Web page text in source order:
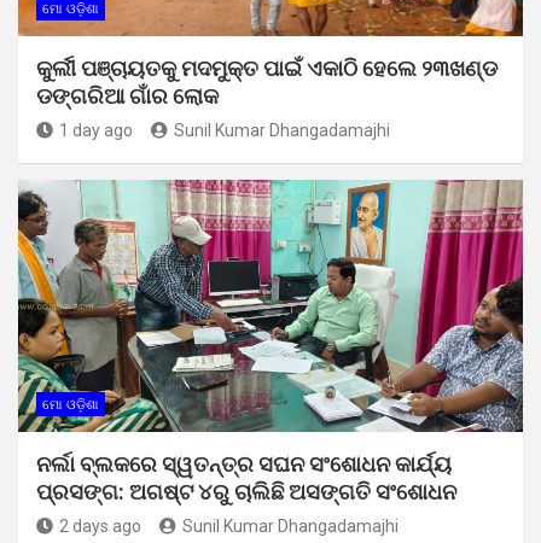
ମୋ ଓଡ଼ିଶା
କୁର୍ଲୀ ପଞ୍ଚାୟତକୁ ମଦମୁକ୍ତ ପାଇଁ ଏକାଠି ହେଲେ ୨୩ଖଣ୍ଡ
ଡଙ୍ଗରିଆ ଗାଁର ଲୋକ
1 day ago Sunil Kumar Dhangadamajhi
ମୋ ଓଡ଼ିଶା
ନର୍ଲା ବ୍ଲକରେ ସ୍ୱତନ୍ତ୍ର ସଘନ ସଂଶୋଧନ କାର୍ଯ୍ୟ
ପ୍ରସଙ୍ଗ: ଅଗଷ୍ଟ ୪ରୁ ଚାଲିଛି ଅସଙ୍ଗତି ସଂଶୋଧନ
2 days ago Sunil Kumar Dhangadamajhi